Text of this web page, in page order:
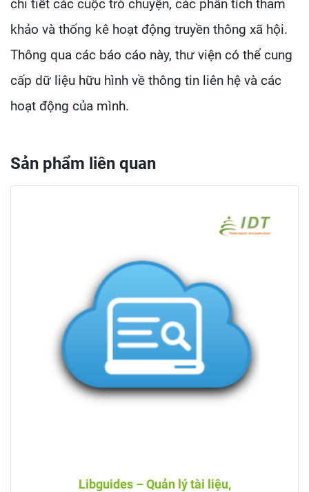
chi tiết các cuộc trò chuyện, các phân tích tham
khảo và thống kê hoạt động truyền thông xã hội.
Thông qua các báo cáo này, thư viện có thể cung
cấp dữ liệu hữu hình về thông tin liên hệ và các
hoạt động của mình.
Sản phẩm liên quan
Libguides – Quản lý tài liệu,